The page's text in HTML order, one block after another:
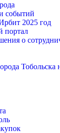
событий
2025 год
портал
о
Тобольска